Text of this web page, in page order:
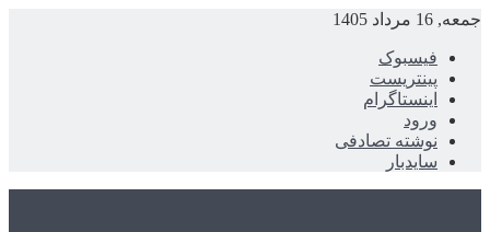
جمعه, 16 مرداد 1405
فیسبوک
پینتریست
اینستاگرام
ورود
نوشته تصادفی
سایدبار